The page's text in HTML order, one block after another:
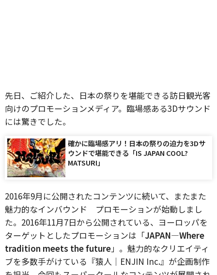
先日、ご紹介した、日本の祭りを堪能できる訪日観光客
向けのプロモーションメディア。臨場感ある3Dサウンド
には驚きでした。
確かに臨場感アリ！日本の祭りの迫力を3Dサ
ウンドで堪能できる「IS JAPAN COOL?
MATSURI」
2016年9月に公開されたコンテンツに続いて、またまた
魅力的なインバウンド プロモーションが始動しまし
た。2016年11月7日から公開されている、ヨーロッパを
ターゲットとしたプロモーションは「JAPAN―Where
tradition meets the future」。魅力的なクリエイティ
ブを多数手がけている『猿人｜ENJIN Inc.』が企画制作